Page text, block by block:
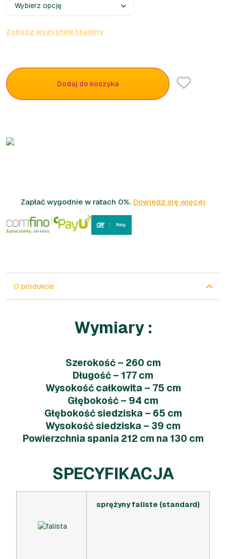
Zobacz wszystkie tkaniny
Dodaj do koszyka
Zapłać wygodnie w ratach 0%. Dowiedz się więcej
O produkcie
Wymiary :
Szerokość – 260 cm
Długość – 177 cm
Wysokość całkowita – 75 cm
Głębokość – 94 cm
Głębokość siedziska – 65 cm
Wysokość siedziska – 39 cm
Powierzchnia spania 212 cm na 130 cm
SPECYFIKACJA
sprężyny faliste (standard)